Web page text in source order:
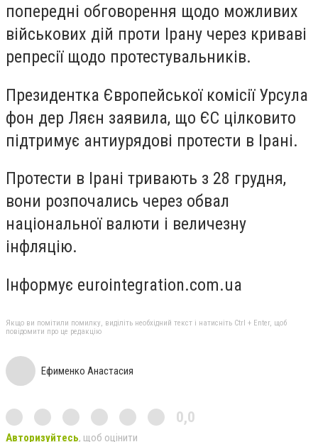
попередні обговорення щодо можливих
військових дій проти Ірану через криваві
репресії щодо протестувальників.
Президентка Європейської комісії Урсула
фон дер Ляєн заявила, що ЄС цілковито
підтримує антиурядові протести в Ірані.
Протести в Ірані тривають з 28 грудня,
вони розпочались через обвал
національної валюти і величезну
інфляцію.
Інформує eurointegration.com.ua
Якщо ви помітили помилку, виділіть необхідний текст і натисніть Ctrl + Enter, щоб
повідомити про це редакцію
Ефименко Анастасия
0,0
Авторизуйтесь, щоб оцінити